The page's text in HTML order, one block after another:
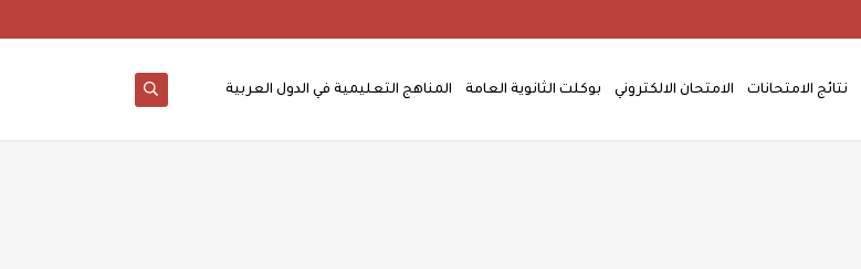
نتائج الامتحانات الامتحان الالكتروني بوكلت الثانوية العامة المناهج التعليمية في الدول العربية